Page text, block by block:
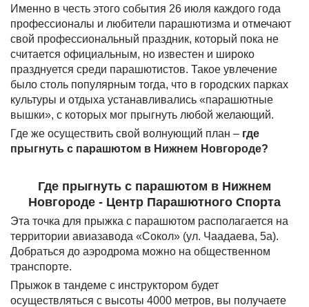
Именно в честь этого события 26 июля каждого года
профессионалы и любители парашютизма и отмечают
свой профессиональный праздник, который пока не
считается официальным, но известен и широко
празднуется среди парашютистов. Такое увлечение
было столь популярным тогда, что в городских парках
культуры и отдыха устанавливались «парашютные
вышки», с которых мог прыгнуть любой желающий.
Где же осуществить свой волнующий план – где
прыгнуть с парашютом в Нижнем Новгороде?
Где прыгнуть с парашютом в Нижнем
Новгороде - Центр Парашютного Спорта
Эта точка для прыжка с парашютом располагается на
территории авиазавода «Сокол» (ул. Чаадаева, 5а).
Добраться до аэродрома можно на общественном
транспорте.
Прыжок в тандеме с инструктором будет
осуществляться с высоты 4000 метров, вы получаете